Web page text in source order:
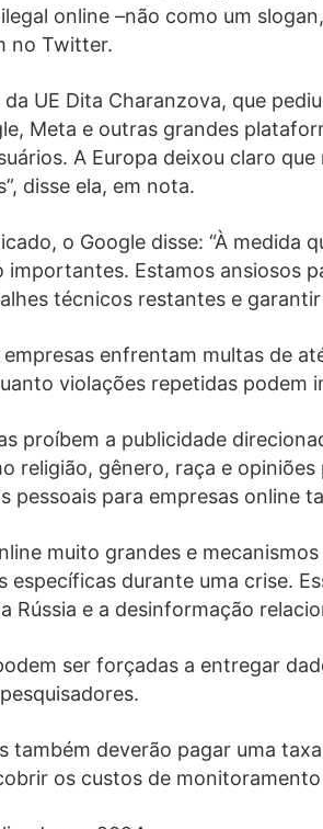
online –não como um
no Twitter.
UE Dita Charanzova, que
Meta e outras grandes
A Europa deixou claro
disse ela, em nota.
o Google disse: “À medida
importantes. Estamos ansiosos
técnicos restantes e
empresas enfrentam multas de
violações repetidas podem
proíbem a publicidade
religião, gênero, raça e
pessoais para empresas online
muito grandes e
específicas durante uma crise.
Rússia e a desinformação
ser forçadas a entregar
também deverão pagar uma
os custos de